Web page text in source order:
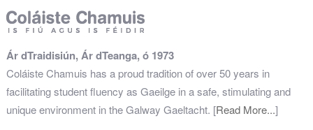
Ár dTraidisiún, Ár dTeanga, ó 1973
Coláiste Chamuis has a proud tradition of over 50 years in
facilitating student fluency as Gaeilge in a safe, stimulating and
unique environment in the Galway Gaeltacht. [Read More...]